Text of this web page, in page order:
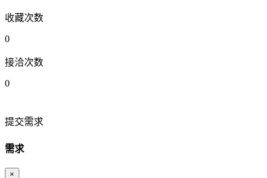
收藏次数
0
接洽次数
0
提交需求
需求
×